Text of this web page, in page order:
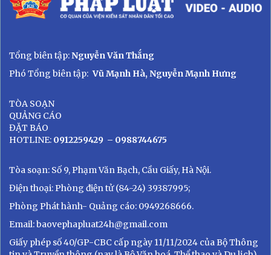
Tổng biên tập:Nguyễn Văn Thắng
Phó Tổng biên tập:Vũ Mạnh Hà, Nguyễn Mạnh Hưng
TÒA SOẠN
QUẢNG CÁO
ĐẶT BÁO
HOTLINE: 0912259429 – 0988744675
Tòa soạn: Số 9, Phạm Văn Bạch, Cầu Giấy, Hà Nội.
Điện thoại: Phòng điện tử (84-24) 39387995;
Phòng Phát hành- Quảng cáo: 0949268666.
Email: baovephapluat24h@gmail.com
Giấy phép số 40/GP-CBC cấp ngày 11/11/2024 của Bộ Thông